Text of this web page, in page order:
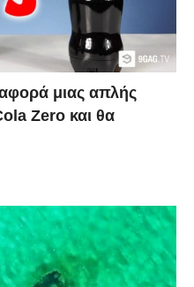
μιας απλής
Zero και θα